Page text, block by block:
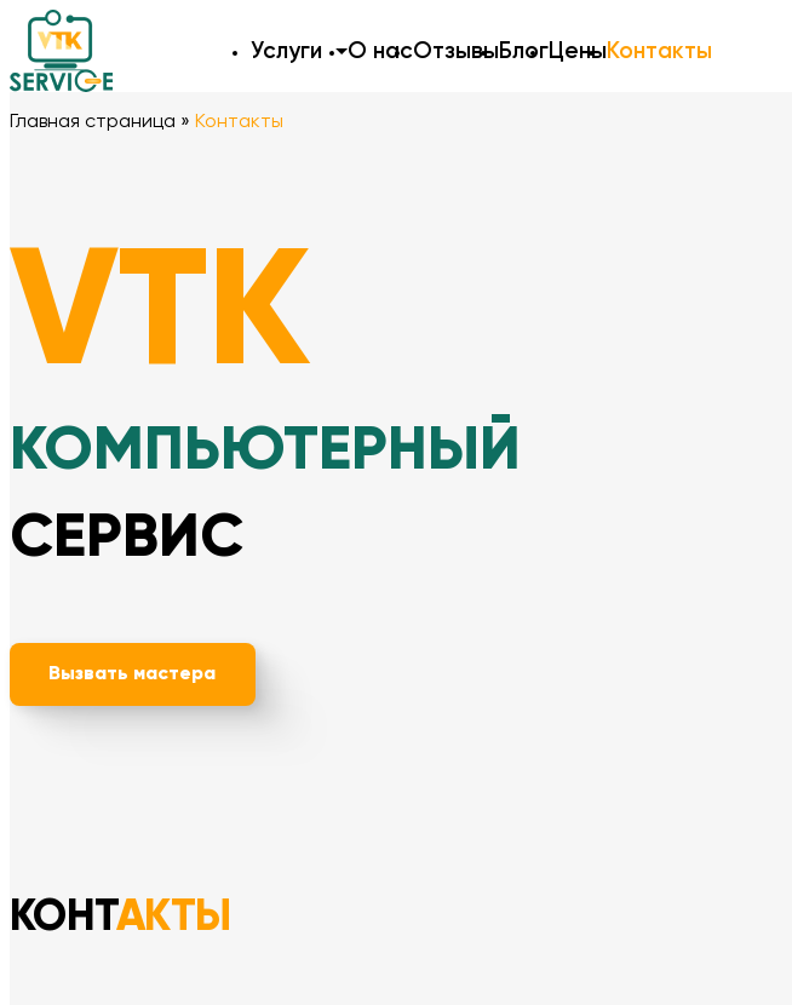
Услуги О насОтзывы БлогЦены Контакты
Главная страница » Контакты
VTK
КОМПЬЮТЕРНЫЙ
СЕРВИС
Вызвать мастера
КОНТАКТЫ